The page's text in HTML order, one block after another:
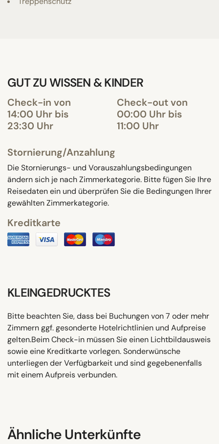
GUT ZU WISSEN & KINDER
Check-in von
14:00 Uhr bis
23:30 Uhr
Check-out von
00:00 Uhr bis
11:00 Uhr
Stornierung/Anzahlung
Die Stornierungs- und Vorauszahlungsbedingungen
ändern sich je nach Zimmerkategorie. Bitte fügen Sie Ihre
Reisedaten ein und überprüfen Sie die Bedingungen Ihrer
gewählten Zimmerkategorie.
Kreditkarte
KLEINGEDRUCKTES
Bitte beachten Sie, dass bei Buchungen von 7 oder mehr
Zimmern ggf. gesonderte Hotelrichtlinien und Aufpreise
gelten.Beim Check-in müssen Sie einen Lichtbildausweis
sowie eine Kreditkarte vorlegen. Sonderwünsche
unterliegen der Verfügbarkeit und sind gegebenenfalls
mit einem Aufpreis verbunden.
Ähnliche Unterkünfte